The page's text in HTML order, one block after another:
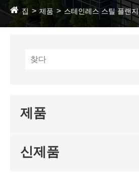
집 제품 스테인레스 스틸 플랜지
제품
신제품